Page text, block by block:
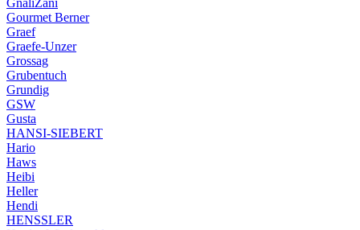
GnaliZani
Gourmet Berner
Graef
Graefe-Unzer
Grossag
Grubentuch
Grundig
GSW
Gusta
HANSI-SIEBERT
Hario
Haws
Heibi
Heller
Hendi
HENSSLER